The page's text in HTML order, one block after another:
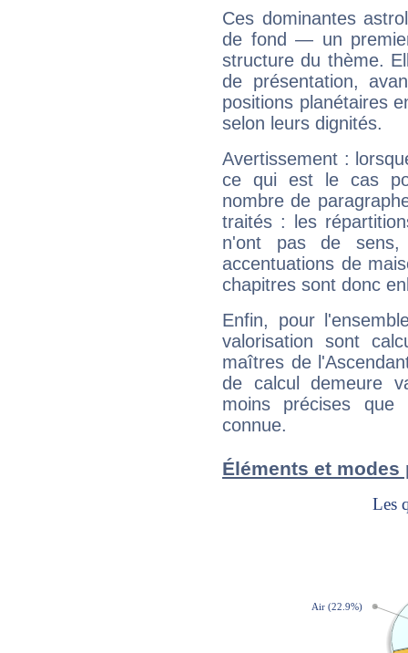
Ces dominantes
de fond — un
structure du thème.
de présentation,
positions planétaires
selon leurs dignités.
Avertissement :
ce qui est le cas
nombre de
traités : les
n'ont pas de sens,
accentuations de
chapitres sont donc
Enfin, pour
valorisation sont
maîtres de
de calcul demeure
moins précises que
connue.
Éléments et